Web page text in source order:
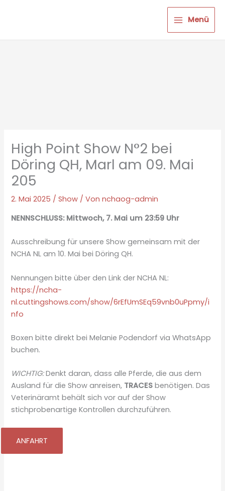
Menü
High Point Show N°2 bei
Döring QH, Marl am 09. Mai
205
2. Mai 2025 /Show / Vonnchaog-admin
NENNSCHLUSS: Mittwoch, 7. Mai um 23:59 Uhr
Ausschreibung für unsere Show gemeinsam mit der
NCHA NL am 10. Mai bei Döring QH.
Nennungen bitte über den Link der NCHA NL:
https://ncha-
nl.cuttingshows.com/show/6rEfUmSEq59vnb0uPpmy/i
nfo
Boxen bitte direkt bei Melanie Podendorf via WhatsApp
buchen.
WICHTIG:Denkt daran, dass alle Pferde, die aus dem
Ausland für die Show anreisen, TRACES benötigen. Das
Veterinäramt behält sich vor auf der Show
stichprobenartige Kontrollen durchzuführen.
ANFAHRT